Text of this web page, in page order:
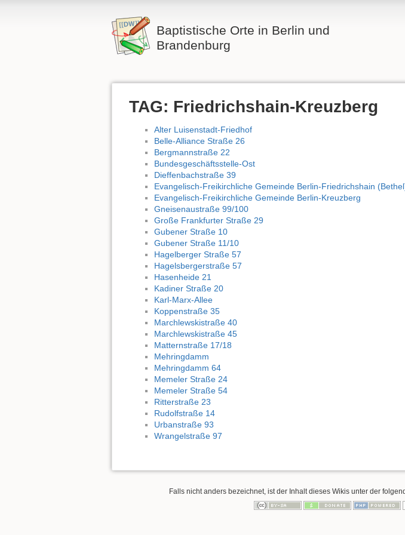
Baptistische Orte in Berlin und
Brandenburg
TAG: Friedrichshain-Kreuzberg
Alter Luisenstadt-Friedhof
Belle-Alliance Straße 26
Bergmannstraße 22
Bundesgeschäftsstelle-Ost
Dieffenbachstraße 39
Evangelisch-Freikirchliche Gemeinde Berlin-Friedrichshain
Evangelisch-Freikirchliche Gemeinde Berlin-Kreuzberg
Gneisenaustraße 99/100
Große Frankfurter Straße 29
Gubener Straße 10
Gubener Straße 11/10
Hagelberger Straße 57
Hagelsbergerstraße 57
Hasenheide 21
Kadiner Straße 20
Karl-Marx-Allee
Koppenstraße 35
Marchlewskistraße 40
Marchlewskistraße 45
Matternstraße 17/18
Mehringdamm
Mehringdamm 64
Memeler Straße 24
Memeler Straße 54
Ritterstraße 23
Rudolfstraße 14
Urbanstraße 93
Wrangelstraße 97
Falls nicht anders bezeichnet, ist der Inhalt dieses Wikis unter der